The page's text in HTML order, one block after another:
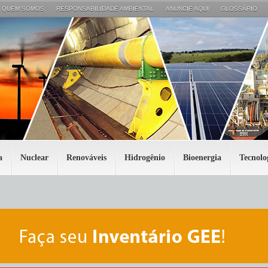
QUEM SOMOS RESPONSABILIDADE AMBIENTAL ANUNCIE AQUI GLOSSÁRIO
Nuclear Renováveis Hidrogênio Bioenergia